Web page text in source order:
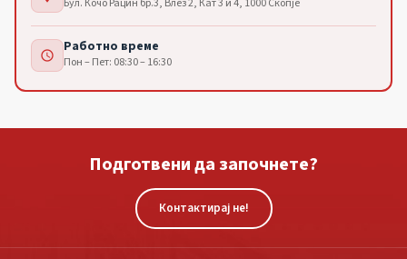
Бул. Кочо Рацин бр.3, Влез 2, Кат 3 и 4, 1000 Скопје
schedule Работно време
Пон – Пет: 08:30 – 16:30
Подготвени да започнете?
Контактирај не!